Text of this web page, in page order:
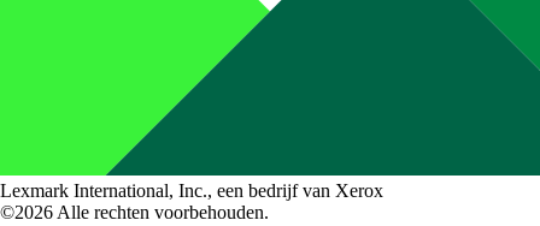
Lexmark International, Inc., een bedrijf van Xerox
©2026 Alle rechten voorbehouden.